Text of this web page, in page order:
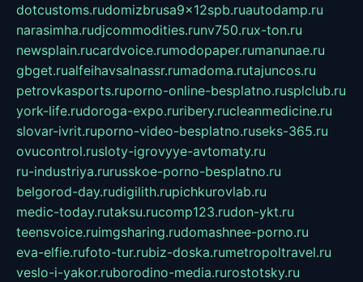
dotcustoms.rudomizbrusa9x12spb.ruautodamp.ru
narasimha.rudjcommodities.runv750.rux-ton.ru
newsplain.rucardvoice.rumodopaper.rumanunae.ru
gbget.rualfeihavsalnassr.rumadoma.rutajuncos.ru
petrovkasports.ruporno-online-besplatno.rusplclub.ru
york-life.rudoroga-expo.ruribery.rucleanmedicine.ru
slovar-ivrit.ruporno-video-besplatno.ruseks-365.ru
ovucontrol.rusloty-igrovyye-avtomaty.ru
ru-industriya.rurusskoe-porno-besplatno.ru
belgorod-day.rudigilith.rupichkurovlab.ru
medic-today.rutaksu.rucomp123.rudon-ykt.ru
teensvoice.ruimgsharing.rudomashnee-porno.ru
eva-elfie.rufoto-tur.rubiz-doska.rumetropoltravel.ru
veslo-i-yakor.ruborodino-media.rurostotsky.ru